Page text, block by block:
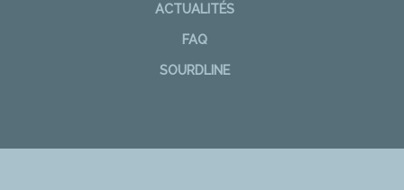
ACTUALITÉS
FAQ
SOURDLINE